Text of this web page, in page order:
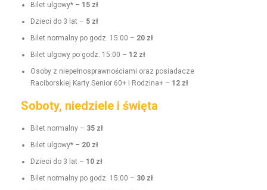
Bilet ulgo­wy* – 15 zł
Dzieci do 3 lat – 5 zł
Bilet nor­mal­ny po godz. 15:00 – 20 zł
Bilet ulgo­wy po godz. 15:00 – 12 zł
Oso­by z niepełnosprawnoś­ci­a­mi oraz posi­adacze
Raci­borskiej Kar­ty Senior 60+ i Rodz­i­na+ – 12 zł
Soboty, niedziele i święta
Bilet nor­mal­ny – 35 zł
Bilet ulgo­wy* – 20 zł
Dzieci do 3 lat – 10 zł
Bilet nor­mal­ny po godz. 15:00 – 30 zł